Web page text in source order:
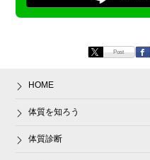
Post
HOME
体質を知ろう
体質診断